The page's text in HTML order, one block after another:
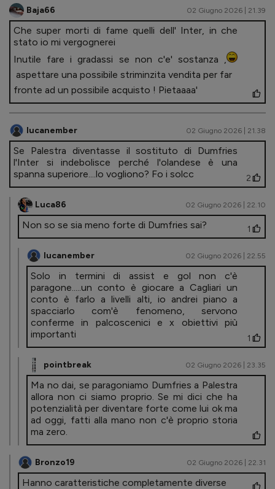
Baja66 02 Giugno 2026 | 21.39
Che super morti di fame quelli dell' Inter, in che
stato io mi vergognerei
Inutile fare i gradassi se non c'e' sostanza ,
aspettare una possibile striminzita vendita per far
fronte ad un possibile acquisto ! Pietaaaa'
lucanember 02 Giugno 2026 | 21.38
Se Palestra diventasse il sostituto di Dumfries
l'Inter si indebolisce perché l'olandese è una
spanna superiore....lo vogliono? Fo i solcc
2
Luca86 02 Giugno 2026 | 22.10
Non so se sia meno forte di Dumfries sai? 1
lucanember 02 Giugno 2026 | 22.55
Solo in termini di assist e gol non c'è
paragone.....un conto è giocare a Cagliari un
conto è farlo a livelli alti, io andrei piano a
spacciarlo com'è fenomeno, servono
conferme in palcoscenici e x obiettivi più
importanti
1
pointbreak 02 Giugno 2026 | 23.35
Ma no dai, se paragoniamo Dumfries a Palestra
allora non ci siamo proprio. Se mi dici che ha
potenzialità per diventare forte come lui ok ma
ad oggi, fatti alla mano non c'è proprio storia
ma zero.
Bronzo19 02 Giugno 2026 | 22.31
Hanno caratteristiche completamente diverse